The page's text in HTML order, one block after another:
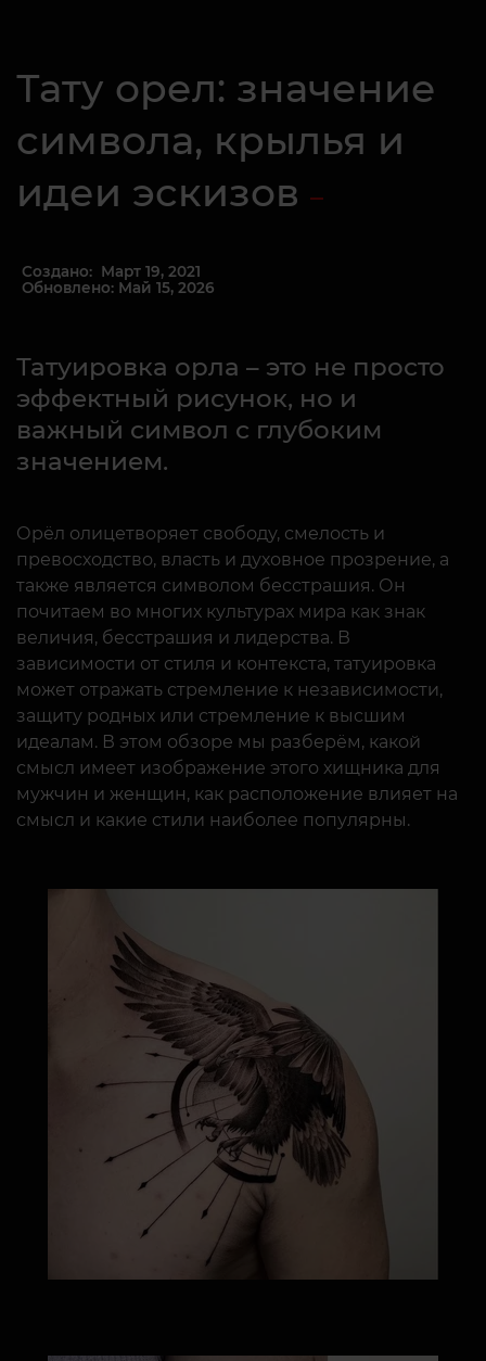
Тату орел: значение
символа, крылья и
идеи эскизов
Создано: Март 19, 2021
Обновлено: Май 15, 2026
Татуировка орла – это не просто
эффектный рисунок, но и
важный символ с глубоким
значением.
Орёл олицетворяет свободу, смелость и
превосходство, власть и духовное прозрение, а
также является символом бесстрашия. Он
почитаем во многих культурах мира как знак
величия, бесстрашия и лидерства. В
зависимости от стиля и контекста, татуировка
может отражать стремление к независимости,
защиту родных или стремление к высшим
идеалам. В этом обзоре мы разберём, какой
смысл имеет изображение этого хищника для
мужчин и женщин, как расположение влияет на
смысл и какие стили наиболее популярны.